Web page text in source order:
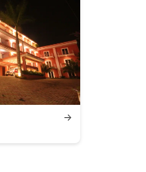
→